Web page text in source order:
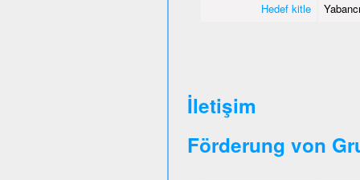
Hedef kitle
İletişim
Förderung von